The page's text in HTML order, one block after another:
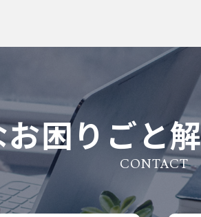
困りごと
CONTACT